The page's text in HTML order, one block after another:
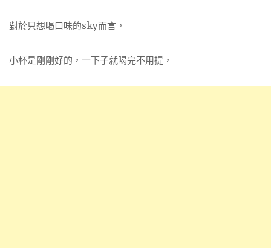
對於只想喝口味的sky而言，
小杯是剛剛好的，一下子就喝完不用提，